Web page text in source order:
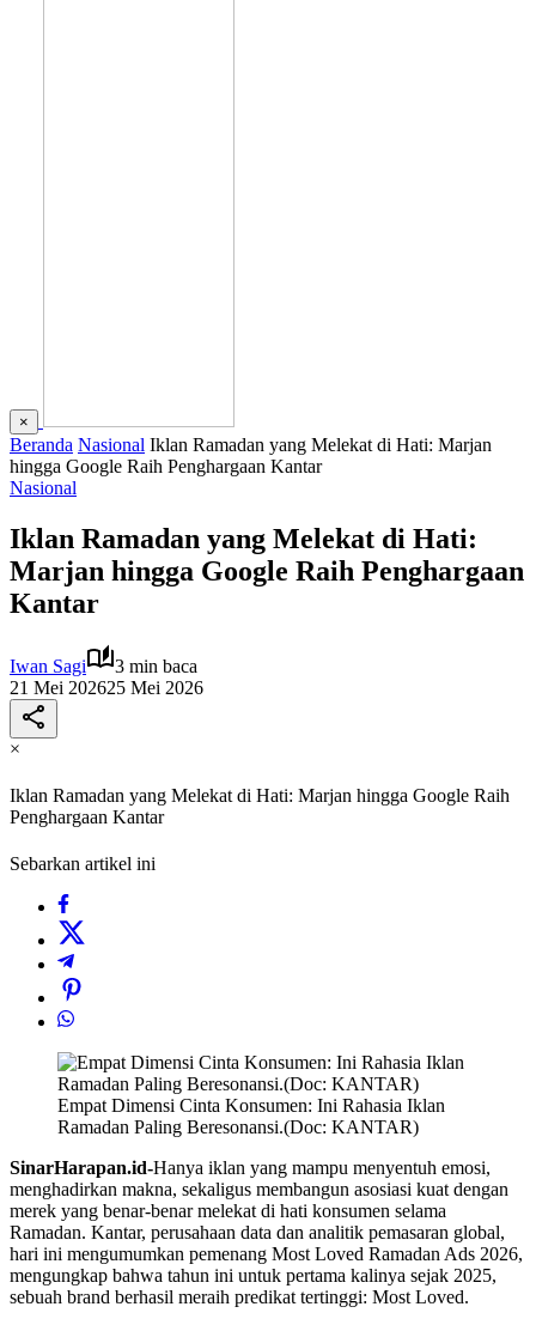
×
Beranda Nasional Iklan Ramadan yang Melekat di Hati: Marjan
hingga Google Raih Penghargaan Kantar
Nasional
Iklan Ramadan yang Melekat di Hati:
Marjan hingga Google Raih Penghargaan
Kantar
Iwan Sagi
3 min baca
21 Mei 202625 Mei 2026
×
Iklan Ramadan yang Melekat di Hati: Marjan hingga Google Raih
Penghargaan Kantar
Sebarkan artikel ini
Empat Dimensi Cinta Konsumen: Ini Rahasia Iklan
Ramadan Paling Beresonansi.(Doc: KANTAR)
SinarHarapan.id-Hanya iklan yang mampu menyentuh emosi,
menghadirkan makna, sekaligus membangun asosiasi kuat dengan
merek yang benar-benar melekat di hati konsumen selama
Ramadan. Kantar, perusahaan data dan analitik pemasaran global,
hari ini mengumumkan pemenang Most Loved Ramadan Ads 2026,
mengungkap bahwa tahun ini untuk pertama kalinya sejak 2025,
sebuah brand berhasil meraih predikat tertinggi: Most Loved.